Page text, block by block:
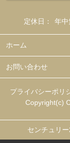
定休日：
年中
ホーム
お問い合わせ
プライバシーポリ
Copyright(c)
センチュリ